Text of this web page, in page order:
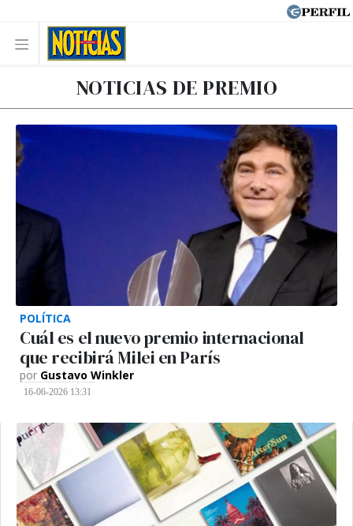
NOTICIAS DE PREMIO
POLÍTICA
Cuál es el nuevo premio internacional
que recibirá Milei en París
por Gustavo Winkler
16-06-2026 13:31